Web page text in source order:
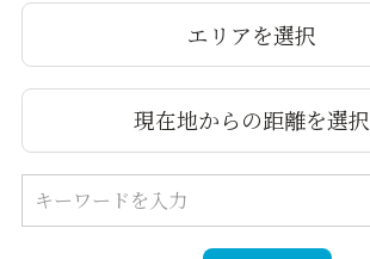
エリアを選択
現在地からの距離を選択